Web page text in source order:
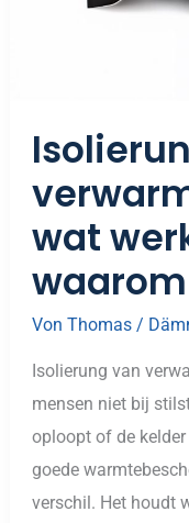
wat
waarom
Von Thomas /
Isolierung van
mensen niet bij
oploopt of de
goede
verschil. Het houdt